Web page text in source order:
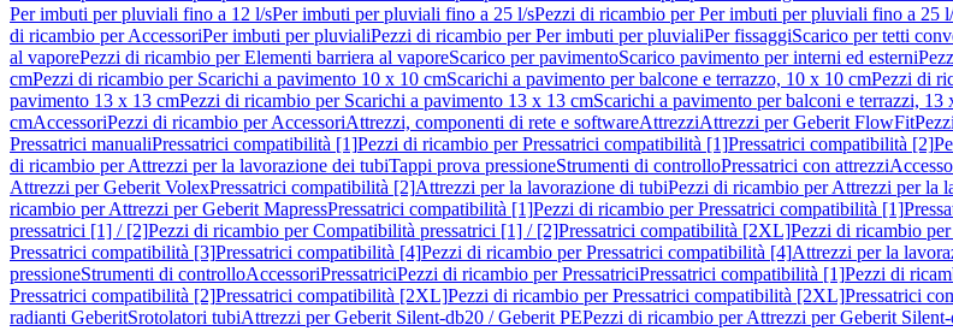
Per imbuti per pluviali fino a 12 l/sPer imbuti per pluviali fino a 25 l/sPezzi di ricambio per Per imbuti per pluviali fino a 25
di ricambio per AccessoriPer imbuti per pluvialiPezzi di ricambio per Per imbuti per pluvialiPer fissaggiScarico per tetti
al vaporePezzi di ricambio per Elementi barriera al vaporeScarico per pavimentoScarico pavimento per interni ed esterni
cmPezzi di ricambio per Scarichi a pavimento 10 x 10 cmScarichi a pavimento per balcone e terrazzo, 10 x 10 cmPezzi di
pavimento 13 x 13 cmPezzi di ricambio per Scarichi a pavimento 13 x 13 cmScarichi a pavimento per balconi e terrazzi, 13
cmAccessoriPezzi di ricambio per AccessoriAttrezzi, componenti di rete e softwareAttrezziAttrezzi per Geberit FlowFit
Pressatrici manualiPressatrici compatibilità [1]Pezzi di ricambio per Pressatrici compatibilità [1]Pressatrici compatibilità [2]
di ricambio per Attrezzi per la lavorazione dei tubiTappi prova pressioneStrumenti di controlloPressatrici con attrezzi
Attrezzi per Geberit VolexPressatrici compatibilità [2]Attrezzi per la lavorazione di tubiPezzi di ricambio per Attrezzi per la
ricambio per Attrezzi per Geberit MapressPressatrici compatibilità [1]Pezzi di ricambio per Pressatrici compatibilità [1]
pressatrici [1] / [2]Pezzi di ricambio per Compatibilità pressatrici [1] / [2]Pressatrici compatibilità [2XL]Pezzi di ricambio
Pressatrici compatibilità [3]Pressatrici compatibilità [4]Pezzi di ricambio per Pressatrici compatibilità [4]Attrezzi per la
pressioneStrumenti di controlloAccessoriPressatriciPezzi di ricambio per PressatriciPressatrici compatibilità [1]Pezzi di
Pressatrici compatibilità [2]Pressatrici compatibilità [2XL]Pezzi di ricambio per Pressatrici compatibilità [2XL]Pressatrici
radianti GeberitSrotolatori tubiAttrezzi per Geberit Silent-db20 / Geberit PEPezzi di ricambio per Attrezzi per Geberit